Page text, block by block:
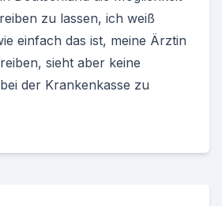
zu lassen, ich weiß
einfach das ist, meine Ärztin
sieht aber keine
der Krankenkasse zu